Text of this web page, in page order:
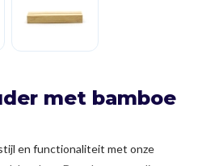
met bamboe
en functionaliteit met onze